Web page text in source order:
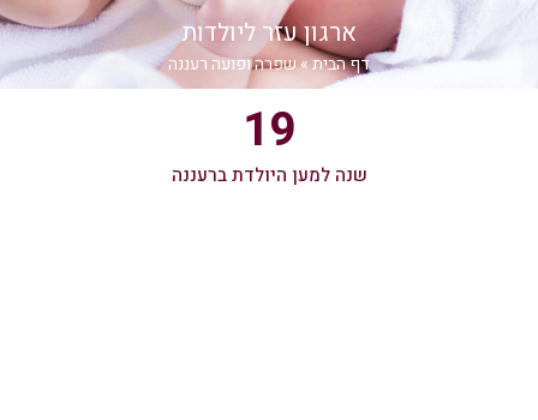
ארגון עזר ליולדות
דף הבית»שפרה ופועה רעננה
שנה למען היולדת ברעננה
19